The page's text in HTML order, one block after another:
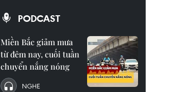
PODCAST
Miền Bắc giảm mưa
từ đêm nay, cuối tuần
chuyển nắng nóng
NGHE